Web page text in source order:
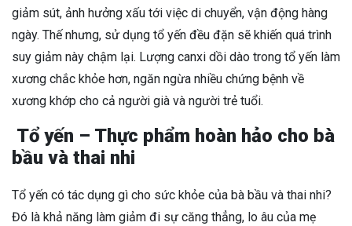
giảm sút, ảnh hưởng xấu tới việc di chuyển, vận động hàng
ngày. Thế nhưng, sử dụng tổ yến đều đặn sẽ khiến quá trình
suy giảm này chậm lại. Lượng canxi dồi dào trong tổ yến làm
xương chắc khỏe hơn, ngăn ngừa nhiều chứng bệnh về
xương khớp cho cả người già và người trẻ tuổi.
Tổ yến – Thực phẩm hoàn hảo cho bà
bầu và thai nhi
Tổ yến có tác dụng gì cho sức khỏe của bà bầu và thai nhi?
Đó là khả năng làm giảm đi sự căng thẳng, lo âu của mẹ